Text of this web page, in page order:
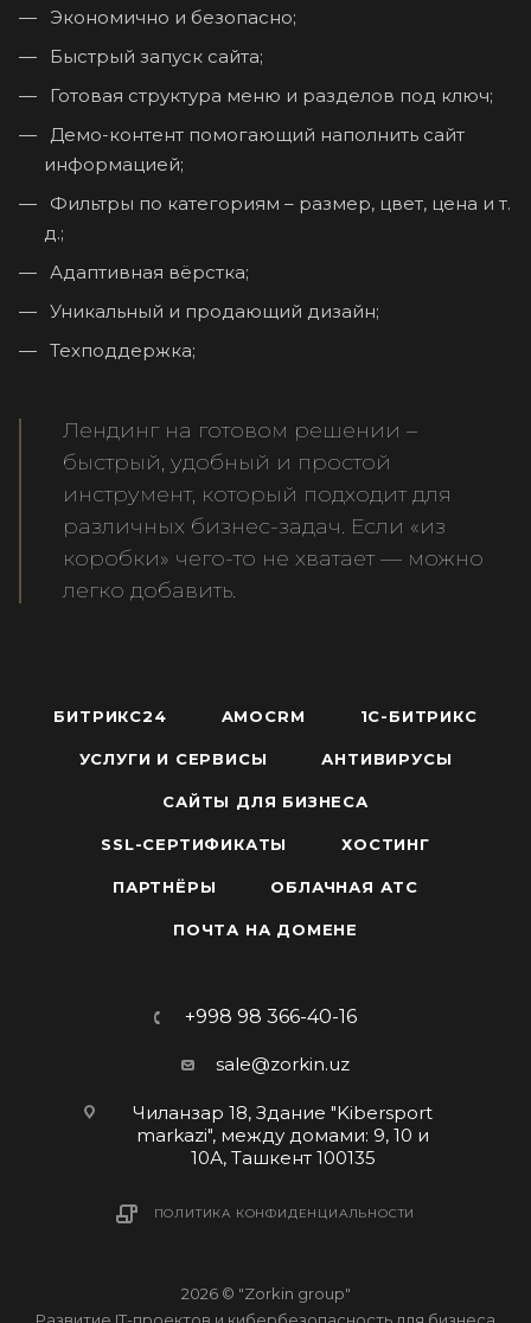
Экономично и безопасно;
Быстрый запуск сайта;
Готовая структура меню и разделов под ключ;
Демо-контент помогающий наполнить сайт
информацией;
Фильтры по категориям – размер, цвет, цена и т.
д.;
Адаптивная вёрстка;
Уникальный и продающий дизайн;
Техподдержка;
Лендинг на готовом решении –
быстрый, удобный и простой
инструмент, который подходит для
различных бизнес-задач. Если «из
коробки» чего-то не хватает — можно
легко добавить.
БИТРИКС24 AMOCRM 1С-БИТРИКС
УСЛУГИ И СЕРВИСЫ АНТИВИРУСЫ
САЙТЫ ДЛЯ БИЗНЕСА
SSL-СЕРТИФИКАТЫ ХОСТИНГ
ПАРТНЁРЫ ОБЛАЧНАЯ АТС
ПОЧТА НА ДОМЕНЕ
+998 98 366-40-16
sale@zorkin.uz
Чиланзар 18, Здание "Kibersport
markazi", между домами: 9, 10 и
10А, Ташкент 100135
ПОЛИТИКА КОНФИДЕНЦИАЛЬНОСТИ
2026 © "Zorkin group"